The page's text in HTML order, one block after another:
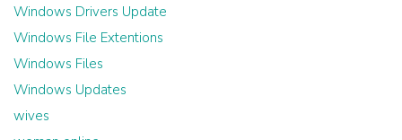
Windows Drivers Update
Windows File Extentions
Windows Files
Windows Updates
wives